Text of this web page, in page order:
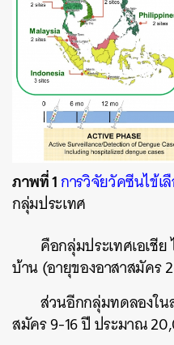
ภาพที่ 1การวิจัยวัคซีนไข้เ
กลุ่มประเทศ
คือกลุ่มประเทศเอเชี
บ้าน (อายุของอาสาสมัคร
ส่วนอีกกลุ่มทดลองใน
สมัคร 9-16 ปี ประมาณ